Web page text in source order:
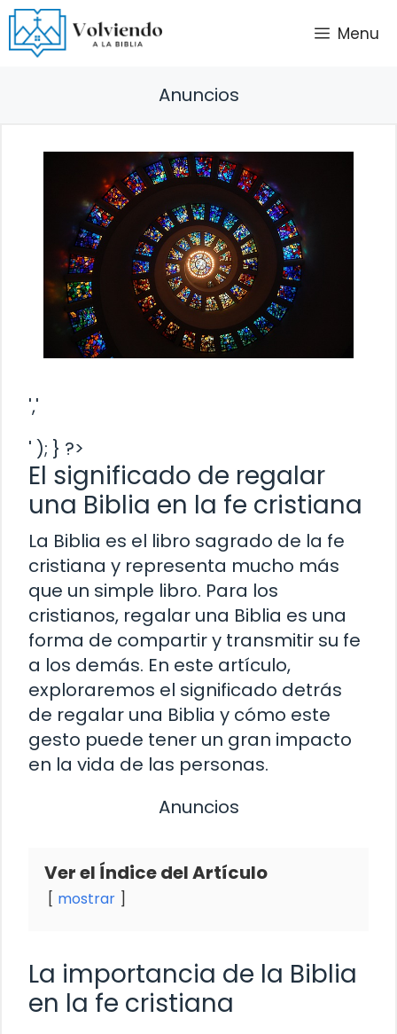
Saltar
al
contenido
Menu
Anuncios
','
' ); } ?>
El significado de regalar
una Biblia en la fe cristiana
La Biblia es el libro sagrado de la fe
cristiana y representa mucho más
que un simple libro. Para los
cristianos, regalar una Biblia es una
forma de compartir y transmitir su fe
a los demás. En este artículo,
exploraremos el significado detrás
de regalar una Biblia y cómo este
gesto puede tener un gran impacto
en la vida de las personas.
Anuncios
Ver el Índice del Artículo
mostrar
La importancia de la Biblia
en la fe cristiana